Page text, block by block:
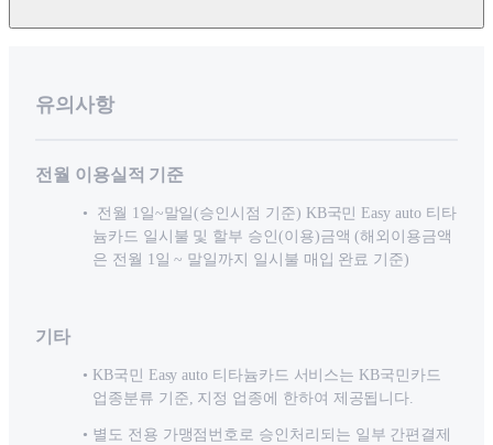
유의사항
전월 이용실적 기준
전월 1일~말일(승인시점 기준) KB국민 Easy auto 티타
늄카드 일시불 및 할부 승인(이용)금액 (해외이용금액
은 전월 1일 ~ 말일까지 일시불 매입 완료 기준)
기타
KB국민 Easy auto 티타늄카드 서비스는 KB국민카드
업종분류 기준, 지정 업종에 한하여 제공됩니다.
별도 전용 가맹점번호로 승인처리되는 일부 간편결제